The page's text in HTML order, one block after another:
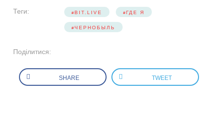
Теги: BIT.LIVE ГДЕ Я
ЧЕРНОБЫЛЬ
Поділитися:
SHARE TWEET